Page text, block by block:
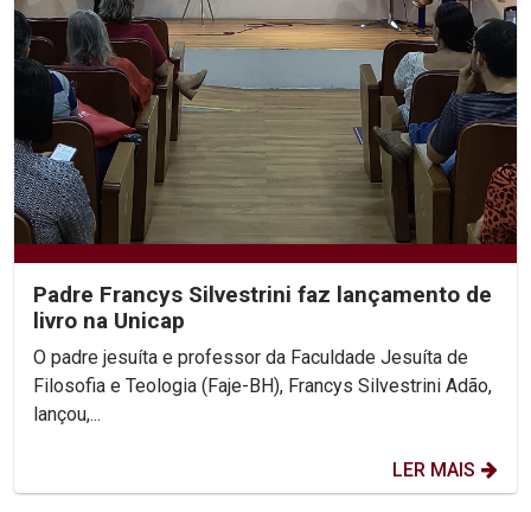
Padre Francys Silvestrini faz lançamento de
livro na Unicap
O padre jesuíta e professor da Faculdade Jesuíta de
Filosofia e Teologia (Faje-BH), Francys Silvestrini Adão,
lançou,...
LER MAIS